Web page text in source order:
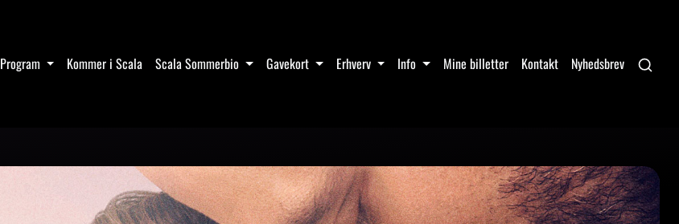
Program Kommer i Scala Scala Sommerbio Gavekort Erhverv Info Mine billetter Kontakt Nyhedsbrev